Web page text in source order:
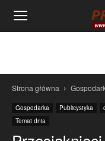
Strona główna
Gospodarka Publicystyka
Temat dnia